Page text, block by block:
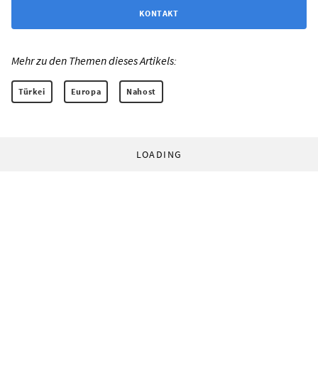
KONTAKT
Mehr zu den Themen dieses Artikels:
Türkei Europa Nahost
LOADING